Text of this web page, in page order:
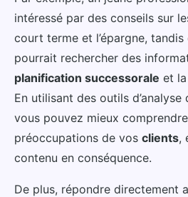
intéressé par des conseils sur
court terme et l’épargne, tandis
pourrait rechercher des
planification successorale et
En utilisant des outils d’analyse
vous pouvez mieux
préoccupations de vos clients,
contenu en conséquence.
De plus, répondre directement